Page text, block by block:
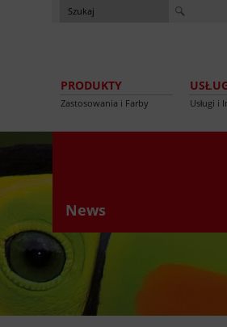
PRODUKTY
Zastosowania i Farby Usługi i
News